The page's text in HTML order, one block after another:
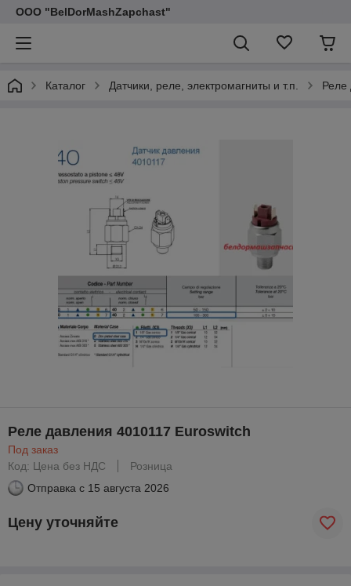
ООО "BelDorMashZapchast"
Каталог Датчики, реле, электромагниты и т.п. Реле
Реле давления 4010117 Euroswitch
Под заказ
Код: Цена без НДС
Розница
Отправка с 15 августа 2026
Цену уточняйте